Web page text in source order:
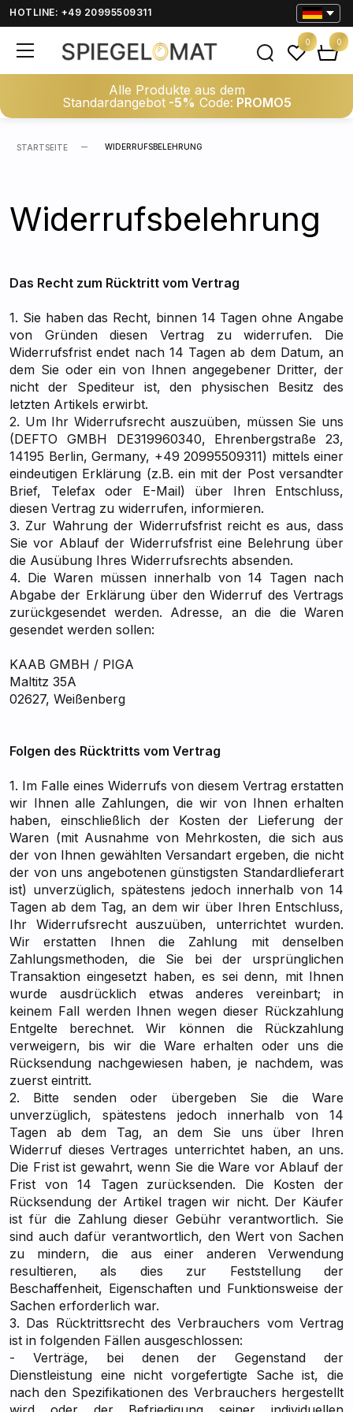
HOTLINE: +49 20995509311
Alle Produkte aus dem
Standardangebot-5% Code: PROMO5
0 0
STARTSEITE WIDERRUFSBELEHRUNG
Widerrufsbelehrung
Das Recht zum Rücktritt vom Vertrag
1. Sie haben das Recht, binnen 14 Tagen ohne Angabe
von Gründen diesen Vertrag zu widerrufen. Die
Widerrufsfrist endet nach 14 Tagen ab dem Datum, an
dem Sie oder ein von Ihnen angegebener Dritter, der
nicht der Spediteur ist, den physischen Besitz des
letzten Artikels erwirbt.
2. Um Ihr Widerrufsrecht auszuüben, müssen Sie uns
(DEFTO GMBH DE319960340, Ehrenbergstraße 23,
14195 Berlin, Germany, +49 20995509311) mittels einer
eindeutigen Erklärung (z.B. ein mit der Post versandter
Brief, Telefax oder E-Mail) über Ihren Entschluss,
diesen Vertrag zu widerrufen, informieren.
3. Zur Wahrung der Widerrufsfrist reicht es aus, dass
Sie vor Ablauf der Widerrufsfrist eine Belehrung über
die Ausübung Ihres Widerrufsrechts absenden.
4. Die Waren müssen innerhalb von 14 Tagen nach
Abgabe der Erklärung über den Widerruf des Vertrags
zurückgesendet werden. Adresse, an die die Waren
gesendet werden sollen:
KAAB GMBH / PIGA
Maltitz 35A
02627, Weißenberg
Folgen des Rücktritts vom Vertrag
1. Im Falle eines Widerrufs von diesem Vertrag erstatten
wir Ihnen alle Zahlungen, die wir von Ihnen erhalten
haben, einschließlich der Kosten der Lieferung der
Waren (mit Ausnahme von Mehrkosten, die sich aus
der von Ihnen gewählten Versandart ergeben, die nicht
der von uns angebotenen günstigsten Standardlieferart
ist) unverzüglich, spätestens jedoch innerhalb von 14
Tagen ab dem Tag, an dem wir über Ihren Entschluss,
Ihr Widerrufsrecht auszuüben, unterrichtet wurden.
Wir erstatten Ihnen die Zahlung mit denselben
Zahlungsmethoden, die Sie bei der ursprünglichen
Transaktion eingesetzt haben, es sei denn, mit Ihnen
wurde ausdrücklich etwas anderes vereinbart; in
keinem Fall werden Ihnen wegen dieser Rückzahlung
Entgelte berechnet. Wir können die Rückzahlung
verweigern, bis wir die Ware erhalten oder uns die
Rücksendung nachgewiesen haben, je nachdem, was
zuerst eintritt.
2. Bitte senden oder übergeben Sie die Ware
unverzüglich, spätestens jedoch innerhalb von 14
Tagen ab dem Tag, an dem Sie uns über Ihren
Widerruf dieses Vertrages unterrichtet haben, an uns.
Die Frist ist gewahrt, wenn Sie die Ware vor Ablauf der
Frist von 14 Tagen zurücksenden. Die Kosten der
Rücksendung der Artikel tragen wir nicht. Der Käufer
ist für die Zahlung dieser Gebühr verantwortlich. Sie
sind auch dafür verantwortlich, den Wert von Sachen
zu mindern, die aus einer anderen Verwendung
resultieren, als dies zur Feststellung der
Beschaffenheit, Eigenschaften und Funktionsweise der
Sachen erforderlich war.
3. Das Rücktrittsrecht des Verbrauchers vom Vertrag
ist in folgenden Fällen ausgeschlossen:
- Verträge, bei denen der Gegenstand der
Dienstleistung eine nicht vorgefertigte Sache ist, die
nach den Spezifikationen des Verbrauchers hergestellt